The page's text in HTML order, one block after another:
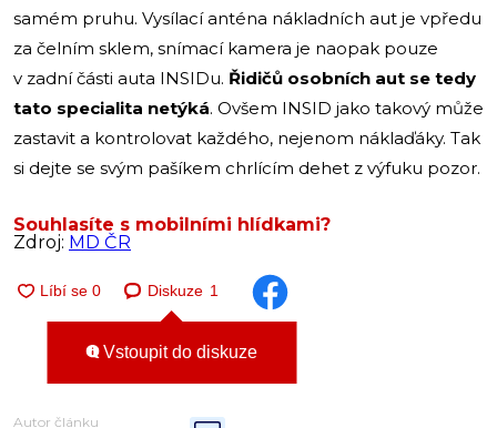
samém pruhu. Vysílací anténa nákladních aut je vpředu
za čelním sklem, snímací kamera je naopak pouze
v zadní části auta INSIDu. Řidičů osobních aut se tedy
tato specialita netýká. Ovšem INSID jako takový může
zastavit a kontrolovat každého, nejenom náklaďáky. Tak
si dejte se svým pašíkem chrlícím dehet z výfuku pozor.
Souhlasíte s mobilními hlídkami?
Zdroj: MD ČR
Diskuze 1
Vstoupit do diskuze
Autor článku